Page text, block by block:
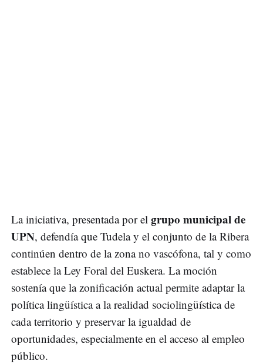
La iniciativa, presentada por el grupo municipal de
UPN, defendía que Tudela y el conjunto de la Ribera
continúen dentro de la zona no vascófona, tal y como
establece la Ley Foral del Euskera. La moción
sostenía que la zonificación actual permite adaptar la
política lingüística a la realidad sociolingüística de
cada territorio y preservar la igualdad de
oportunidades, especialmente en el acceso al empleo
público.